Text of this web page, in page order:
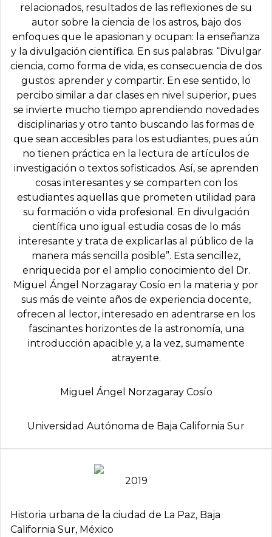
relacionados, resultados de las reflexiones de su
autor sobre la ciencia de los astros, bajo dos
enfoques que le apasionan y ocupan: la enseñanza
y la divulgación científica. En sus palabras: “Divulgar
ciencia, como forma de vida, es consecuencia de dos
gustos: aprender y compartir. En ese sentido, lo
percibo similar a dar clases en nivel superior, pues
se invierte mucho tiempo aprendiendo novedades
disciplinarias y otro tanto buscando las formas de
que sean accesibles para los estudiantes, pues aún
no tienen práctica en la lectura de artículos de
investigación o textos sofisticados. Así, se aprenden
cosas interesantes y se comparten con los
estudiantes aquellas que prometen utilidad para
su formación o vida profesional. En divulgación
científica uno igual estudia cosas de lo más
interesante y trata de explicarlas al público de la
manera más sencilla posible”. Esta sencillez,
enriquecida por el amplio conocimiento del Dr.
Miguel Ángel Norzagaray Cosío en la materia y por
sus más de veinte años de experiencia docente,
ofrecen al lector, interesado en adentrarse en los
fascinantes horizontes de la astronomía, una
introducción apacible y, a la vez, sumamente
atrayente.
Miguel Ángel Norzagaray Cosío
Universidad Autónoma de Baja California Sur
2019
Historia urbana de la ciudad de La Paz, Baja
California Sur, México